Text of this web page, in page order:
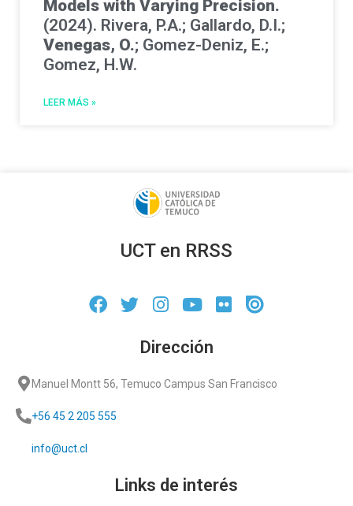
Models with Varying Precision.
(2024). Rivera, P.A.; Gallardo, D.I.;
Venegas, O.; Gomez-Deniz, E.;
Gomez, H.W.
LEER MÁS »
UCT en RRSS
Dirección
Manuel Montt 56, Temuco Campus San Francisco
+56 45 2 205 555
info@uct.cl
Links de interés